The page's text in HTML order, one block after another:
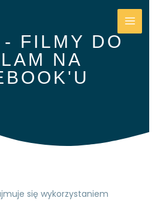
FILMY DO
NA
się wykorzystaniem